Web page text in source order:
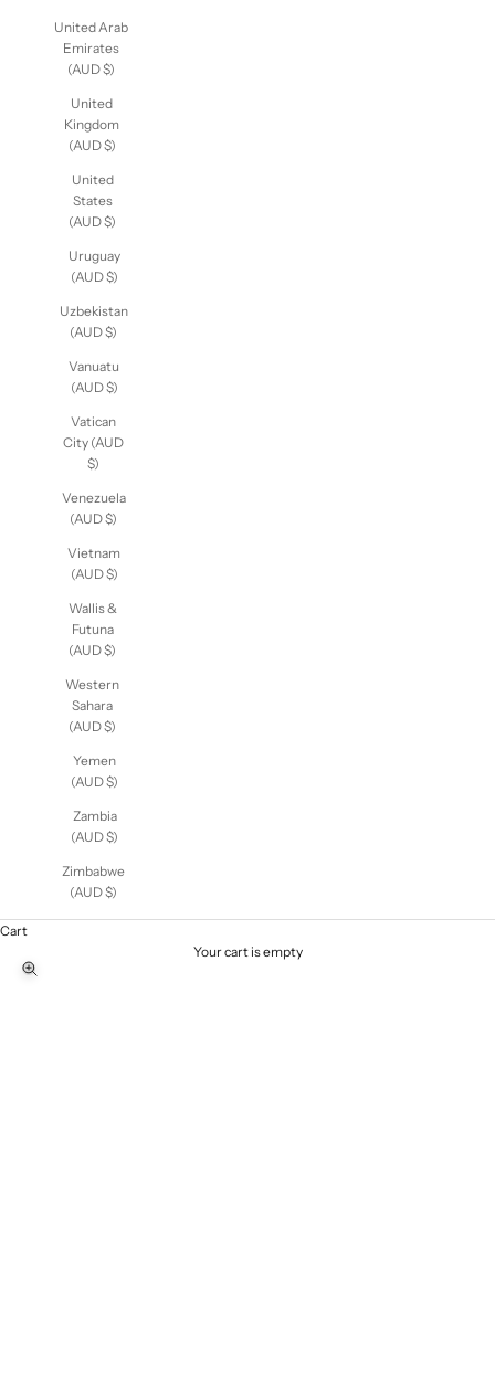
United Arab
Emirates
(AUD $)
United
Kingdom
(AUD $)
United
States
(AUD $)
Uruguay
(AUD $)
Uzbekistan
(AUD $)
Vanuatu
(AUD $)
Vatican
City (AUD
$)
Venezuela
(AUD $)
Vietnam
(AUD $)
Wallis &
Futuna
(AUD $)
Western
Sahara
(AUD $)
Yemen
(AUD $)
Zambia
(AUD $)
Zimbabwe
(AUD $)
Cart
Your cart is empty
Zoom picture